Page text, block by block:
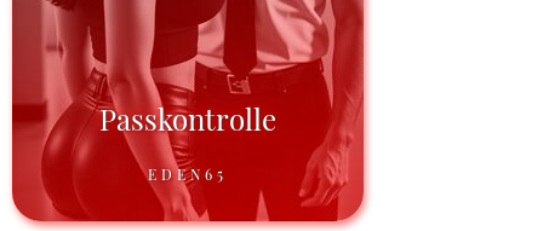
Passkontrolle
EDEN65